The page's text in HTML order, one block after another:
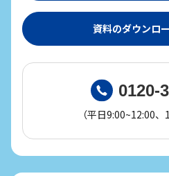
資料のダウンロ
0120-
（平日9:00~12:00、